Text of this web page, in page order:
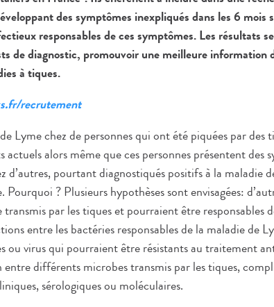
des symptômes inexpliqués dans les 6
responsables de ces symptômes. Les résultats
de diagnostic, promouvoir une meilleure information
à tiques.
recrutement
Lyme chez de personnes qui ont été piquées par des
actuels alors même que ces personnes présentent des
d’autres, pourtant diagnostiqués positifs à la maladie
? Plusieurs hypothèses sont envisagées:
par les tiques et pourraient être responsables
entre les bactéries responsables de la maladie de
ou virus qui pourraient être résistants au traitement
différents microbes transmis par les tiques,
sérologiques ou moléculaires.